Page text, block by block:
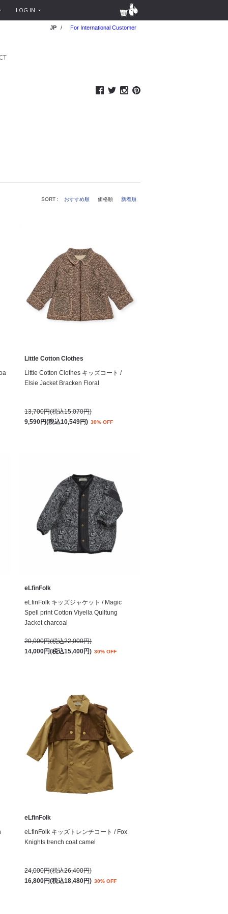
LOG IN
JP / For International Customer
SORT : おすすめ順 価格順 新着順
Little Cotton Clothes
Little Cotton Clothes キッズコート /
Elsie Jacket Bracken Floral
13,700円(税込15,070円)
9,590円(税込10,549円) 30% OFF
eLfinFolk
eLfinFolk キッズジャケット / Magic
Spell print Cotton Viyella Quiltung
Jacket charcoal
20,000円(税込22,000円)
14,000円(税込15,400円) 30% OFF
eLfinFolk
eLfinFolk キッズトレンチコート / Fox
Knights trench coat camel
24,000円(税込26,400円)
16,800円(税込18,480円) 30% OFF